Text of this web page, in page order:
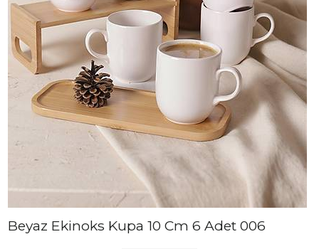
Beyaz Ekinoks Kupa 10 Cm 6 Adet 006